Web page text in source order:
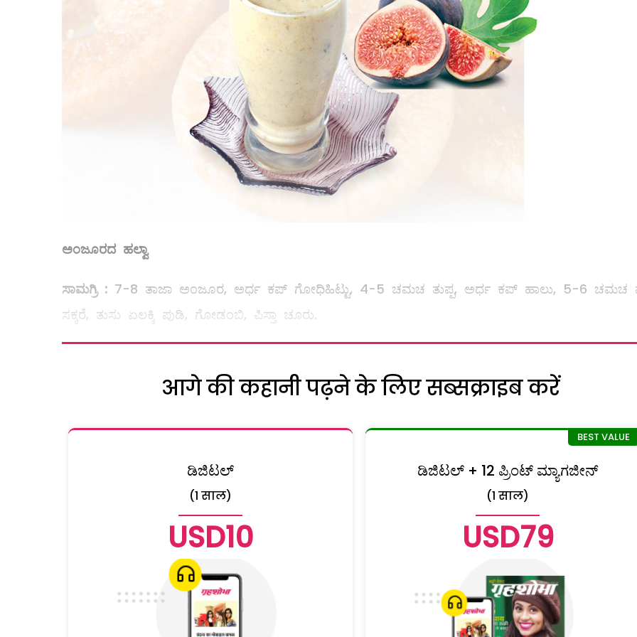
ಅಂಜೂರದ ಹಲ್ವಾ
ಸಾಮಗ್ರಿ: 7-8 ತಾಜಾ ಅಂಜೂರ, ಅರ್ಧ ಕಪ್‌ ಗೋಧಿಹಿಟ್ಟು, 4-5 ಚಮಚ ತುಪ್ಪ, ಅರ್ಧ ಕಪ್‌ ಹಾಲು, 5-6 ಚಮಚ
ಸಕ್ಕರೆ, ತುಸು ಏಲಕ್ಕಿ ಪುಡಿ, ಗೋಡಂಬಿ, ಪಿಸ್ತಾ ಚೂರು.
आगे की कहानी पढ़ने के लिए सब्सक्राइब करें
ಡಿಜಿಟಲ್
(1 साल)
USD10
ಡಿಜಿಟಲ್ + 12 ಪ್ರಿಂಟ್ ಮ್ಯಾಗಜೀನ್
(1 साल)
USD79